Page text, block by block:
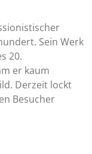
Sein Werk
20.
er kaum
Derzeit lockt
Besucher